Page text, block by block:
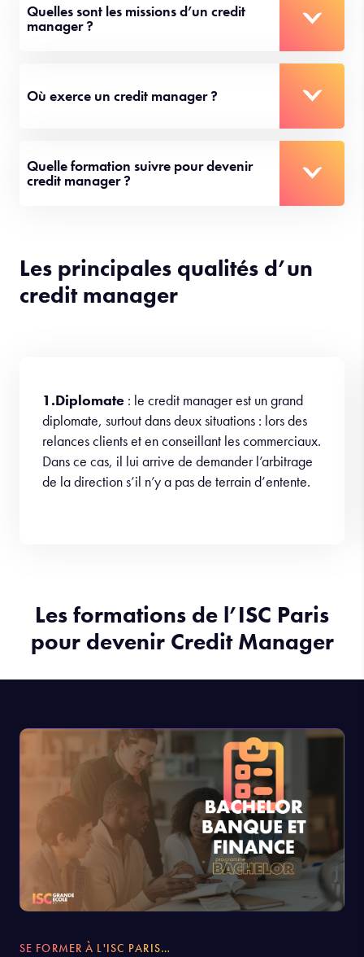
Quelles sont les missions d’un credit
manager ?
Où exerce un credit manager ?
Quelle formation suivre pour devenir
credit manager ?
Les principales qualités d’un
credit manager
1.Diplomate : le credit manager est un grand
diplomate, surtout dans deux situations : lors des
relances clients et en conseillant les commerciaux.
Dans ce cas, il lui arrive de demander l’arbitrage
de la direction s’il n’y a pas de terrain d’entente.
Les formations de l’ISC Paris
pour devenir Credit Manager
SE FORMER À L'ISC PARIS…